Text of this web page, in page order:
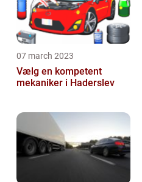
07 march 2023
Vælg en kompetent
mekaniker i Haderslev